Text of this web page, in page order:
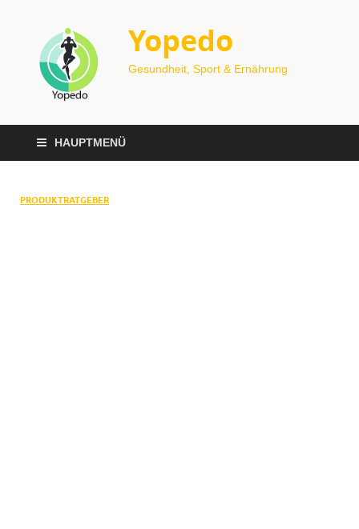
Yopedo
Gesundheit, Sport & Ernährung
HAUPTMENÜ
PRODUKTRATGEBER